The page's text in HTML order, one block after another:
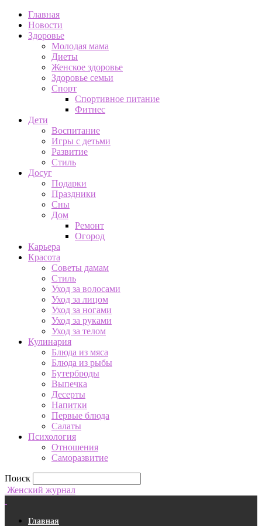
Главная
Новости
Здоровье
Молодая мама
Диеты
Женское здоровье
Здоровье семьи
Спорт
Спортивное питание
Фитнес
Дети
Воспитание
Игры с детьми
Развитие
Стиль
Досуг
Подарки
Праздники
Сны
Дом
Ремонт
Огород
Карьера
Красота
Советы дамам
Стиль
Уход за волосами
Уход за лицом
Уход за ногами
Уход за руками
Уход за телом
Кулинария
Блюда из мяса
Блюда из рыбы
Бутерброды
Выпечка
Десерты
Напитки
Первые блюда
Салаты
Психология
Отношения
Саморазвитие
Поиск
Женский журнал
Главная